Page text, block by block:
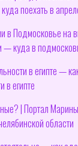
поехать в
в Подмосковье на
куда в
в египте —
в египте
| Портал
области